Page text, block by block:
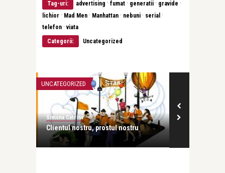
Tag-uri: advertising · fumat · generatii · gravide ·
lichior · Mad Men · Manhattan · nebuni · serial ·
telefon ·viata
Categorii:
Uncategorized
UNCATEGORIZED
Simona Catrina
Domnului Simona Catrina